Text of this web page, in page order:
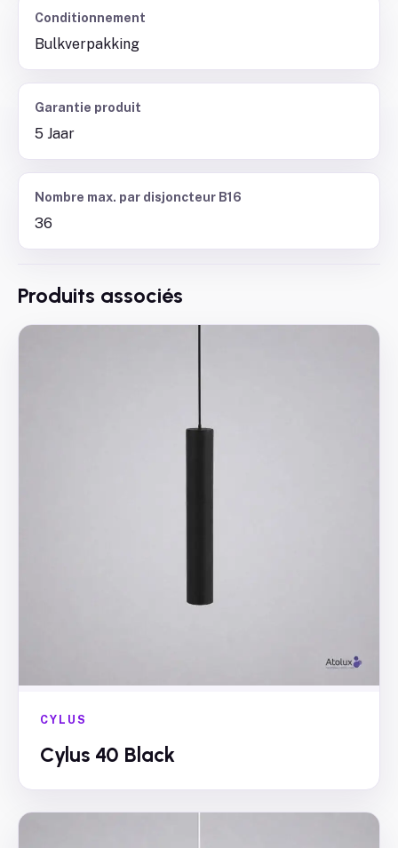
Conditionnement
Bulkverpakking
Garantie produit
5 Jaar
Nombre max. par disjoncteur B16
36
Produits associés
CYLUS
Cylus 40 Black